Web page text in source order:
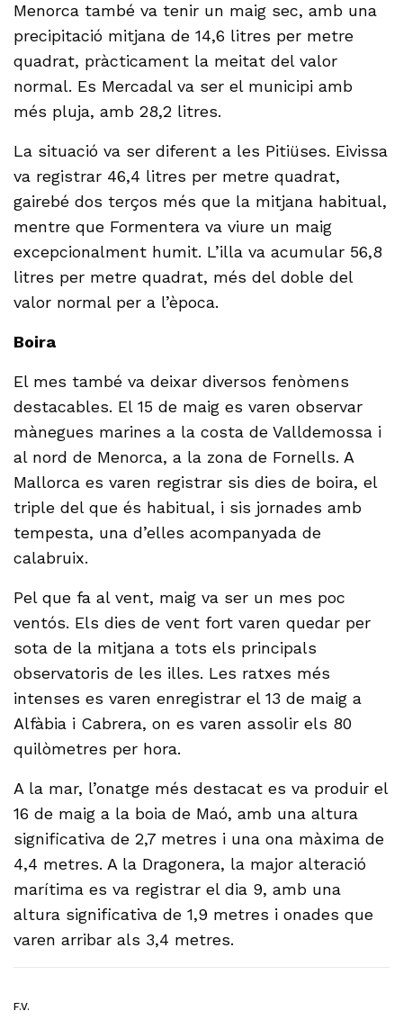
Menorca també va tenir un maig sec, amb una
precipitació mitjana de 14,6 litres per metre
quadrat, pràcticament la meitat del valor
normal. Es Mercadal va ser el municipi amb
més pluja, amb 28,2 litres.
La situació va ser diferent a les Pitiüses. Eivissa
va registrar 46,4 litres per metre quadrat,
gairebé dos terços més que la mitjana habitual,
mentre que Formentera va viure un maig
excepcionalment humit. L’illa va acumular 56,8
litres per metre quadrat, més del doble del
valor normal per a l’època.
Boira
El mes també va deixar diversos fenòmens
destacables. El 15 de maig es varen observar
mànegues marines a la costa de Valldemossa i
al nord de Menorca, a la zona de Fornells. A
Mallorca es varen registrar sis dies de boira, el
triple del que és habitual, i sis jornades amb
tempesta, una d’elles acompanyada de
calabruix.
Pel que fa al vent, maig va ser un mes poc
ventós. Els dies de vent fort varen quedar per
sota de la mitjana a tots els principals
observatoris de les illes. Les ratxes més
intenses es varen enregistrar el 13 de maig a
Alfàbia i Cabrera, on es varen assolir els 80
quilòmetres per hora.
A la mar, l’onatge més destacat es va produir el
16 de maig a la boia de Maó, amb una altura
significativa de 2,7 metres i una ona màxima de
4,4 metres. A la Dragonera, la major alteració
marítima es va registrar el dia 9, amb una
altura significativa de 1,9 metres i onades que
varen arribar als 3,4 metres.
F.V.